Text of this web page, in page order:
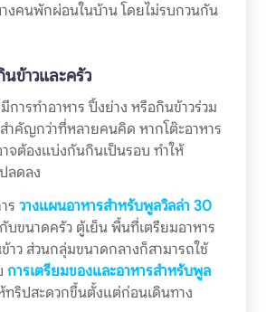
งคนพักผ่อนในบ้าน โดยไม่รบกวนกัน
ข้าวและครัว
ารทำอาหาร ปิ้งย่าง หรือกินข้าวร่วม
คัญกว่าที่หลายคนคิด หากโต๊ะอาหาร
จต้องแบ่งกันกินเป็นรอบ ทำให้
ลดลง
ร วางแผนอาหารสำหรับพูลวิลล่า 30
ขนาดครัว ตู้เย็น พื้นที่เตรียมอาหาร
าว ส่วนกลุ่มขนาดกลางก็สามารถใช้
การเตรียมของและอาหารสำหรับพูล
ทริปสะดวกขึ้นตั้งแต่ก่อนเดินทาง